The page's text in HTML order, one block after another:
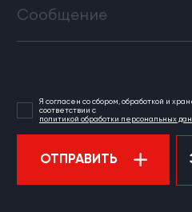
Сообщение
Я согласен со сбором, обработкой и
соответствии с
политикой обработки персональных
ОТПРАВИТЬ